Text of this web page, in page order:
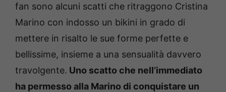
fan sono alcuni scatti che ritraggono Cristina
Marino con indosso un bikini in grado di
mettere in risalto le sue forme perfette e
bellissime, insieme a una sensualità davvero
travolgente. Uno scatto che nell’immediato
ha permesso alla Marino di conquistare un